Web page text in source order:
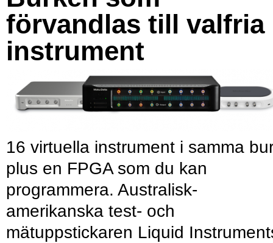
förvandlas till valfria
instrument
16 virtuella instrument i samma
plus en FPGA som du kan
programmera. Australisk-
amerikanska test- och
mätuppstickaren Liquid